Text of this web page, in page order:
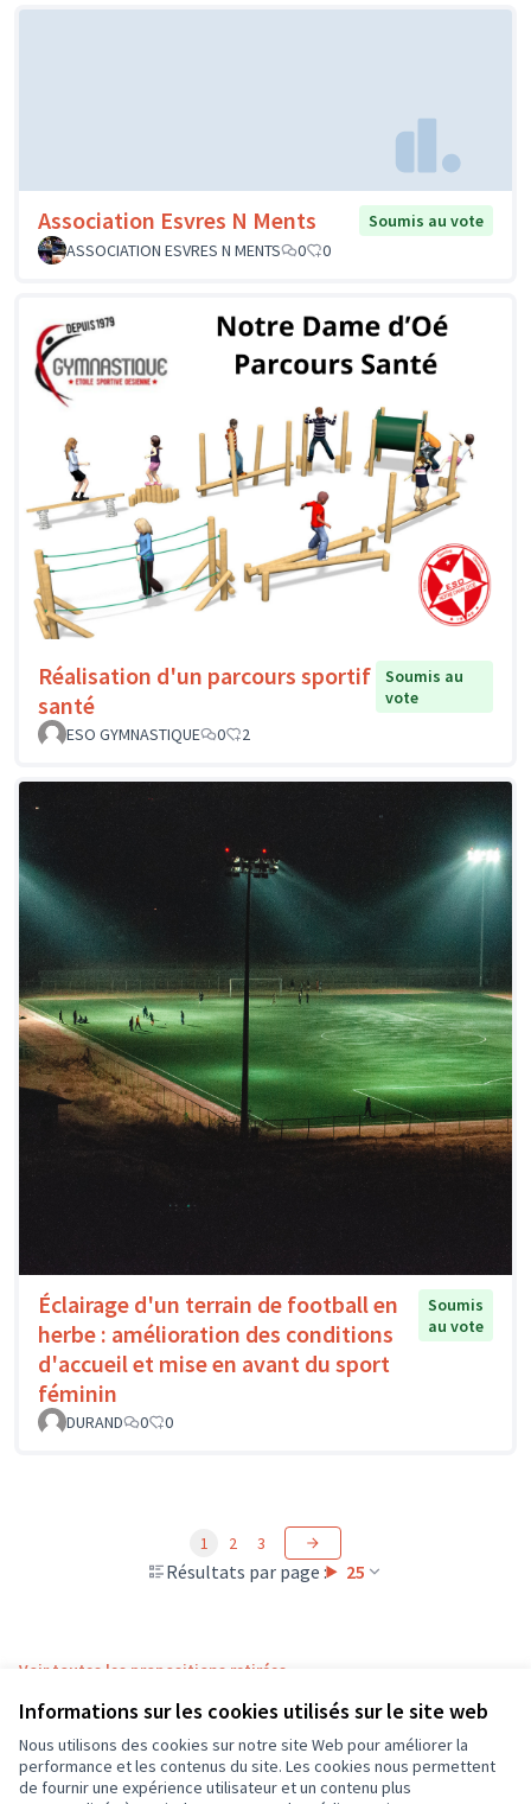
Informations sur les cookies utilisés sur le site web
Nous utilisons des cookies sur notre site Web pour améliorer la
performance et les contenus du site. Les cookies nous permettent
de fournir une expérience utilisateur et un contenu plus
Association Esvres N Ments
Soumis au vote
ASSOCIATION ESVRES N MENTS
0 0
Réalisation d'un parcours sportif
santé
Soumis au
vote
ESO GYMNASTIQUE
0 2
Éclairage d'un terrain de football en
herbe : amélioration des conditions
d'accueil et mise en avant du sport
féminin
Soumis
au vote
DURAND 0 0
Résultats par page : 25
1 2 3
Voir toutes les propositions retirées
Conditions d'utilisation
Paramètres des cookies
CD37 sur XCD37 sur Facebook
CD37 sur Instagram
CD37 sur YouTube